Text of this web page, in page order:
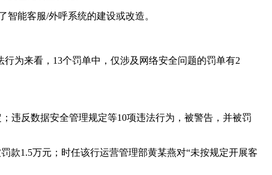
能客服/外呼系统的建设或改造。
为来看，13个罚单中，仅涉及网络安全问题的罚单有2
违反数据安全管理规定等10项违法行为，被警告，并被罚
款1.5万元；时任该行运营管理部黄某燕对“未按规定开展客